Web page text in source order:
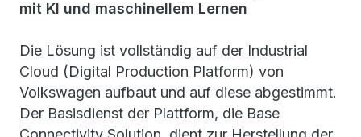
mit KI und maschinellem Lernen
Die Lösung ist vollständig auf der Industrial
Cloud (Digital Production Platform) von
Volkswagen aufbaut und auf diese abgestimmt.
Der Basisdienst der Plattform, die Base